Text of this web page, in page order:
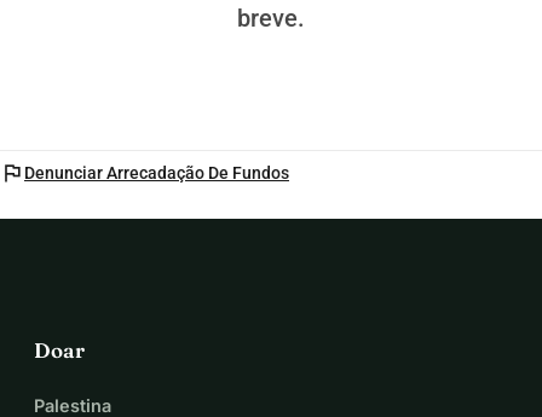
breve.
flag Denunciar Arrecadação De Fundos
Doar
Palestina